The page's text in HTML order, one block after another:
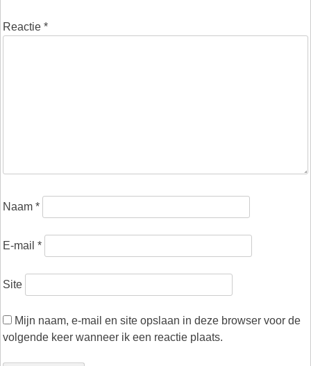
Reactie *
Naam *
E-mail *
Site
Mijn naam, e-mail en site opslaan in deze browser voor de
volgende keer wanneer ik een reactie plaats.